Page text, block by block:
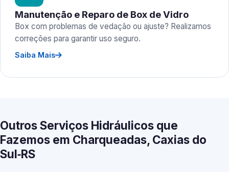
Manutenção e Reparo de Box de Vidro
Box com problemas de vedação ou ajuste? Realizamos
correções para garantir uso seguro.
Saiba Mais
Outros Serviços Hidráulicos que
Fazemos em Charqueadas, Caxias do
Sul‑RS